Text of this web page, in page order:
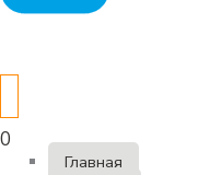
0
Главная